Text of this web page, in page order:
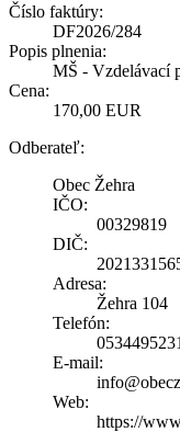
Číslo faktúry:
DF2026/284
Popis plnenia:
MŠ - Vzdelávací
Cena:
170,00 EUR
Odberateľ:
Obec Žehra
IČO:
00329819
DIČ:
Adresa:
Žehra 104
Telefón:
0534495231
E-mail:
Web:
https://